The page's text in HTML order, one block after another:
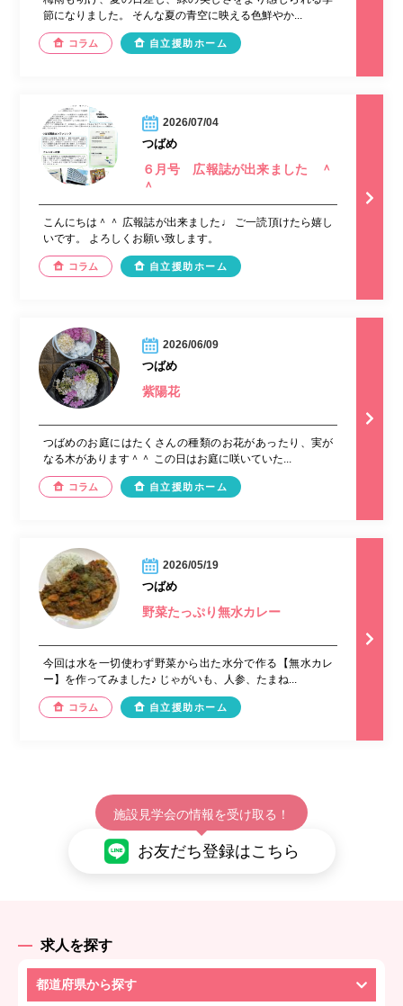
節になりました。 そんな夏の青空に映える色鮮やか...
コラム 自立援助ホーム
2026/07/04
つばめ
６月号 広報誌が出来ました ＾
＾
こんにちは＾＾ 広報誌が出来ました♩ ご一読頂けたら嬉し
いです。 よろしくお願い致します。
コラム 自立援助ホーム
2026/06/09
つばめ
紫陽花
つばめのお庭にはたくさんの種類のお花があったり、実が
なる木があります＾＾ この日はお庭に咲いていた...
コラム 自立援助ホーム
2026/05/19
つばめ
野菜たっぷり無水カレー
今回は水を一切使わず野菜から出た水分で作る【無水カレ
ー】を作ってみました♪ じゃがいも、人参、たまね...
コラム 自立援助ホーム
施設見学会の情報を受け取る！
お友だち登録はこちら
求人を探す
都道府県から探す